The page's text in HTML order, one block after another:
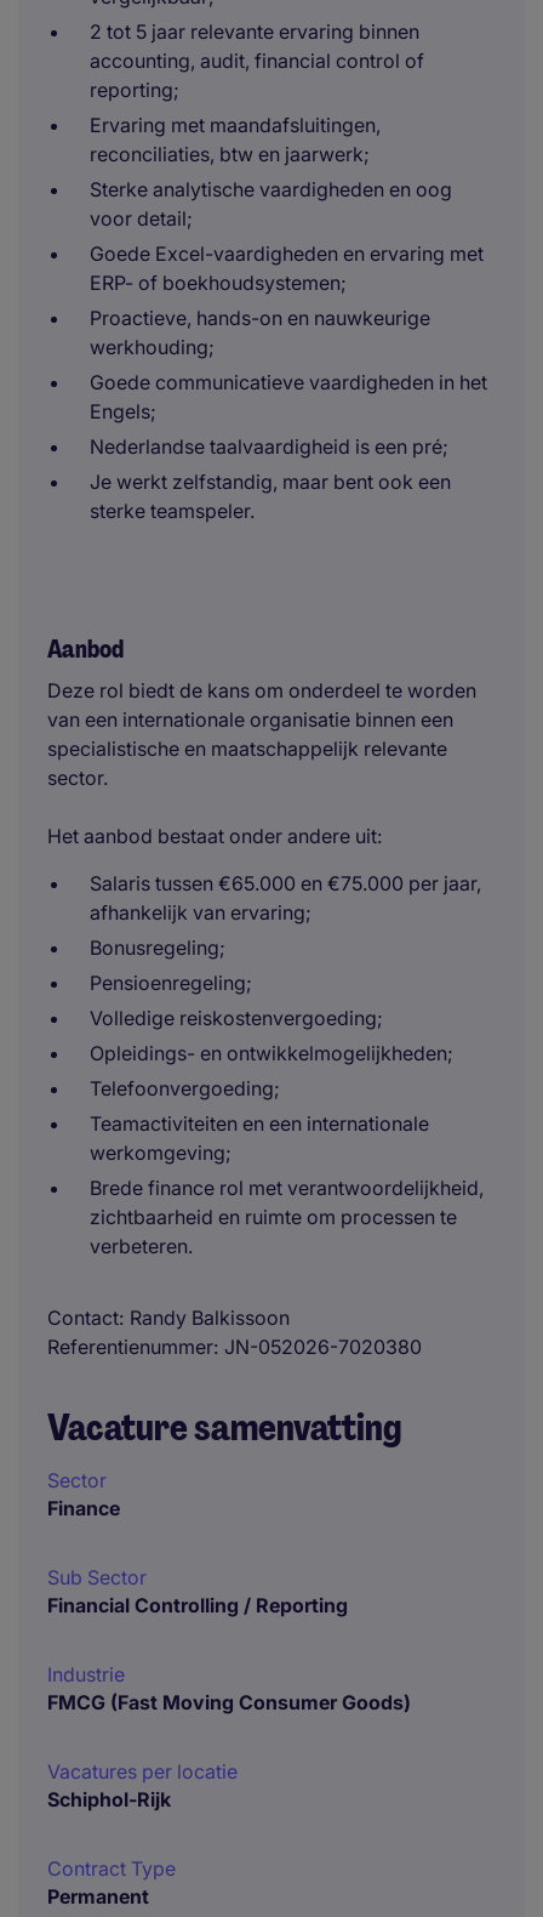
2 tot 5 jaar relevante ervaring binnen
accounting, audit, financial control of
reporting;
Ervaring met maandafsluitingen,
reconciliaties, btw en jaarwerk;
Sterke analytische vaardigheden en oog
voor detail;
Goede Excel-vaardigheden en ervaring met
ERP- of boekhoudsystemen;
Proactieve, hands-on en nauwkeurige
werkhouding;
Goede communicatieve vaardigheden in het
Engels;
Nederlandse taalvaardigheid is een pré;
Je werkt zelfstandig, maar bent ook een
sterke teamspeler.
Aanbod
Deze rol biedt de kans om onderdeel te worden
van een internationale organisatie binnen een
specialistische en maatschappelijk relevante
sector.
Het aanbod bestaat onder andere uit:
Salaris tussen €65.000 en €75.000 per jaar,
afhankelijk van ervaring;
Bonusregeling;
Pensioenregeling;
Volledige reiskostenvergoeding;
Opleidings- en ontwikkelmogelijkheden;
Telefoonvergoeding;
Teamactiviteiten en een internationale
werkomgeving;
Brede finance rol met verantwoordelijkheid,
zichtbaarheid en ruimte om processen te
verbeteren.
Contact Randy Balkissoon
Referentienummer JN-052026-7020380
Vacature samenvatting
Sector
Finance
Sub Sector
Financial Controlling / Reporting
Industrie
FMCG (Fast Moving Consumer Goods)
Vacatures per locatie
Schiphol-Rijk
Contract Type
Permanent